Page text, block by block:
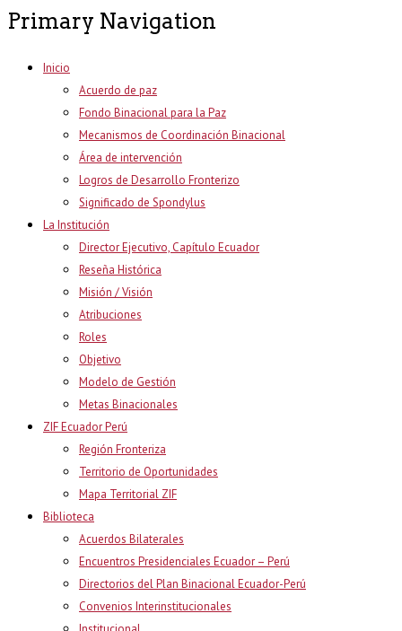
Primary Navigation
Inicio
Acuerdo de paz
Fondo Binacional para la Paz
Mecanismos de Coordinación Binacional
Área de intervención
Logros de Desarrollo Fronterizo
Significado de Spondylus
La Institución
Director Ejecutivo, Capítulo Ecuador
Reseña Histórica
Misión / Visión
Atribuciones
Roles
Objetivo
Modelo de Gestión
Metas Binacionales
ZIF Ecuador Perú
Región Fronteriza
Territorio de Oportunidades
Mapa Territorial ZIF
Biblioteca
Acuerdos Bilaterales
Encuentros Presidenciales Ecuador – Perú
Directorios del Plan Binacional Ecuador-Perú
Convenios Interinstitucionales